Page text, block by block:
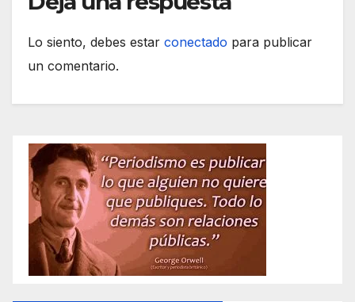
Lo siento, debes estar conectado para publicar
un comentario.